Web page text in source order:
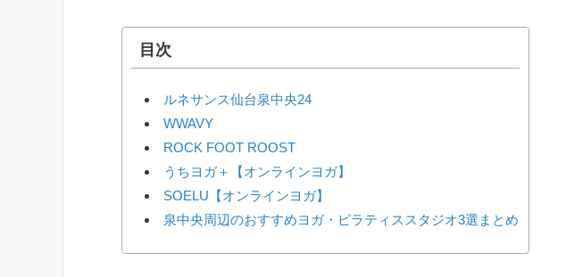
目次
ルネサンス仙台泉中央24
WWAVY
ROCK FOOT ROOST
うちヨガ＋【オンラインヨガ】
SOELU【オンラインヨガ】
泉中央周辺のおすすめヨガ・ピラティススタジオ3選まとめ